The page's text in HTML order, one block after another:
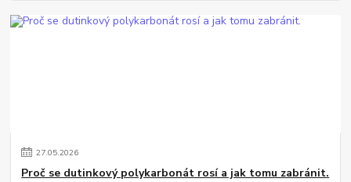
27.05.2026
Proč se dutinkový polykarbonát rosí a jak tomu zabránit.